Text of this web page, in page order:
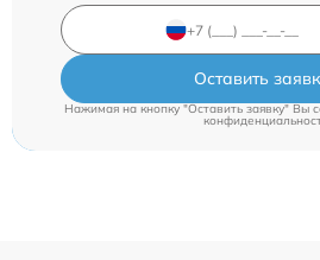
Оставить
Нажимая на кнопку "Оставить заявку" Вы